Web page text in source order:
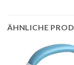
ÄHNLICHE